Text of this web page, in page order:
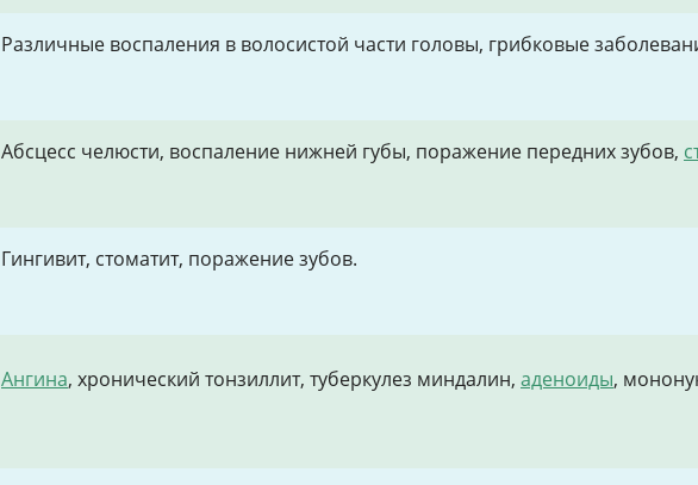
Различные воспаления в волосистой части головы, грибковые
Абсцесс челюсти, воспаление нижней губы, поражение передних зубов,
Гингивит, стоматит, поражение зубов.
Ангина, хронический тонзиллит, туберкулез миндалин, аденоиды,